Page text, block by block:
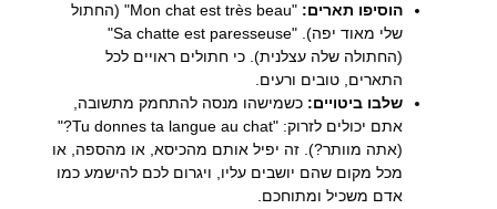
הוסיפו תארים:
"Mon chat est très beau" (החתול
שלי מאוד יפה). "Sa chatte est paresseuse"
(החתולה שלה עצלנית). כי חתולים ראויים לכל
התארים, טובים ורעים.
שלבו ביטויים: כשמישהו מנסה להתחמק מתשובה,
אתם יכולים לזרוק: "Tu donnes ta langue au chat?"
(אתה מוותר?). זה יפיל אותם מהכיסא, או מהספה, או
מכל מקום שהם יושבים עליו, ויגרום לכם להישמע כמו
אדם משכיל ומתוחכם.